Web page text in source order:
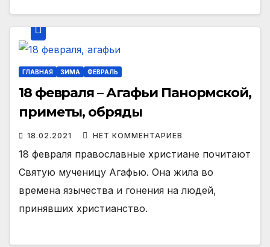
ГЛАВНАЯ ЗИМА ФЕВРАЛЬ
18 февраля – Агафьи Панормской,
приметы, обряды
18.02.2021 НЕТ КОММЕНТАРИЕВ
18 февраля православные христиане почитают
Святую мученицу Агафью. Она жила во
времена язычества и гонения на людей,
принявших христианство.